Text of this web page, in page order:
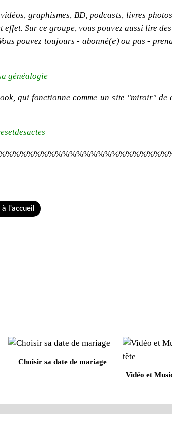
graphismes, BD, podcasts, livres
Sur ce groupe, vous pouvez aussi lire
pouvez toujours - abonné(e) ou pas -
généalogie
qui fonctionne comme un site "miroir" de
l'accueil
Choisir sa date de mariage
Vidéo et